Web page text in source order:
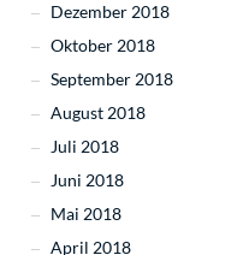
Dezember 2018
Oktober 2018
September 2018
August 2018
Juli 2018
Juni 2018
Mai 2018
April 2018